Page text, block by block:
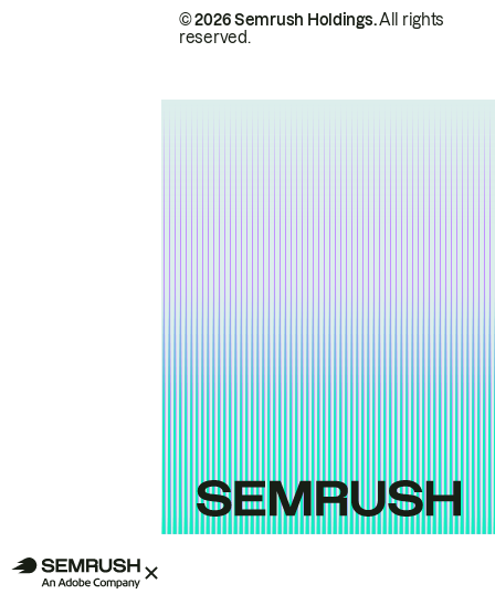
© 2026 Semrush Holdings.All rights
reserved.